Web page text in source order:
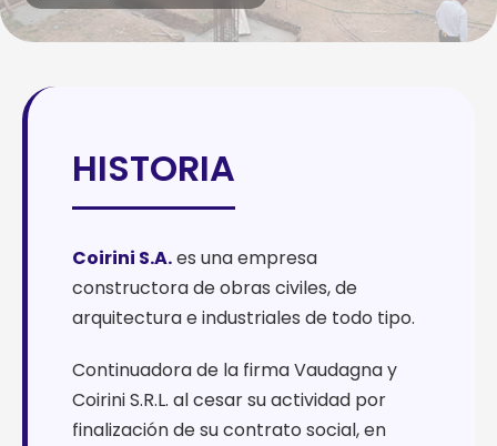
HISTORIA
Coirini S.A.es una empresa
constructora de obras civiles, de
arquitectura e industriales de todo tipo.
Continuadora de la firma Vaudagna y
Coirini S.R.L. al cesar su actividad por
finalización de su contrato social, en